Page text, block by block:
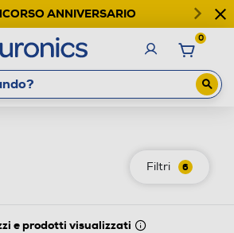
ANNIVERSARIO
0
Filtri 6
e prodotti visualizzati